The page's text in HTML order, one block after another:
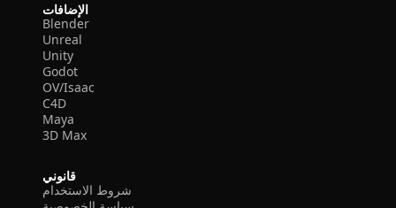
الإضافات
Blender
Unreal
Unity
Godot
OV/Isaac
C4D
Maya
3D Max
قانوني
شروط الاستخدام